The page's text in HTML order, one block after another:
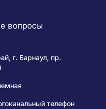
вопросы
г. Барнаул, пр.
телефон